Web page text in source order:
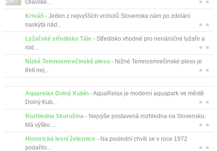
Oravské...
★ ★
Kriváň - Jeden z nejvyšších vrcholů Slovenska nám po zdolání
naskýtá nád...
★ ★
Lyžařské středisko Tále - Středisko vhodné pro nenáročné lyžaře a
rod...
★ ★
Nízké Temnosmrečinské pleso - Nižné Temnosmrečinské pleso je
třetí nej...
★ ★
Aquarelax Dolný Kubín - AquaRelax je moderní aquapark ve městě
Dolný Kub...
★ ★
Rozhledna Skorušina - Nejvýše postavená rozhledna na Slovensku.
Má výšku ...
★ ★
Historická lesní železnice - Na poslední chvíli se v roce 1972
podařilo...
★ ★